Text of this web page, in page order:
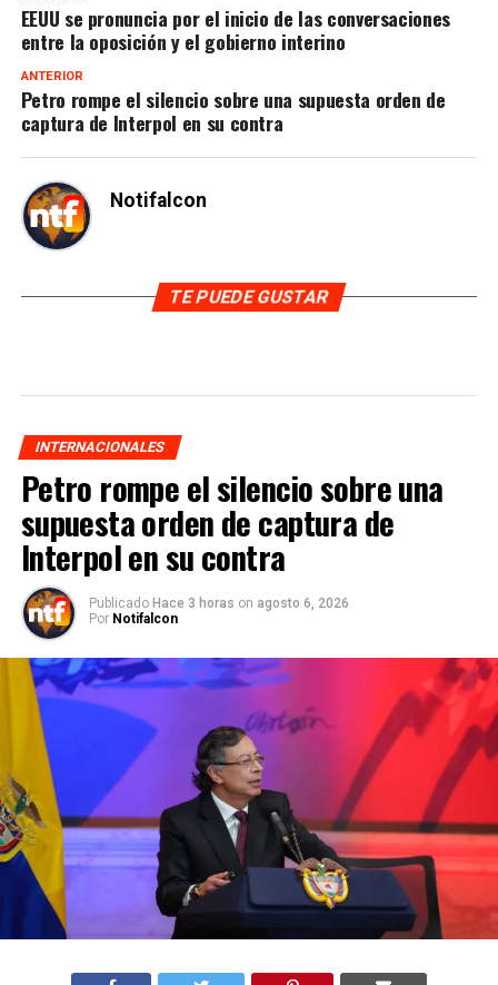
EEUU se pronuncia por el inicio de las conversaciones
entre la oposición y el gobierno interino
ANTERIOR
Petro rompe el silencio sobre una supuesta orden de
captura de Interpol en su contra
Notifalcon
TE PUEDE GUSTAR
INTERNACIONALES
Petro rompe el silencio sobre una
supuesta orden de captura de
Interpol en su contra
Publicado Hace 3 horas on agosto 6, 2026
Por Notifalcon